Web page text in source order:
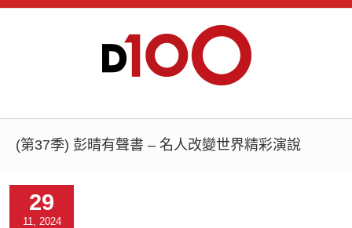
(第37季) 彭晴有聲書 – 名人改變世界精彩演說
29
11, 2024